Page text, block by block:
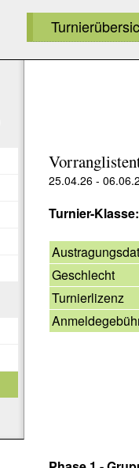
25.04.26 -
Turnier-
Geschlecht
Turnierlizenz